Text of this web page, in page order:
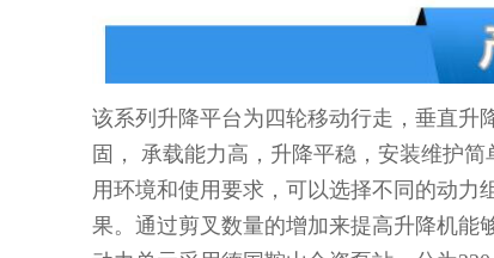
该系列升降平台为四轮移动行走，垂直升
固， 承载能力高，升降平稳，安装维护
用环境和使用要求，可以选择不同的动力
果。通过剪叉数量的增加来提高升降机能